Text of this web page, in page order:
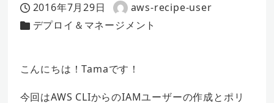
投稿日
2016年7月29日
著
者
aws-recipe-user
カテゴリー
デプロイ＆マネージメント
こんにちは！Tamaです！
今回はAWS CLIからのIAMユーザーの作成とポリ